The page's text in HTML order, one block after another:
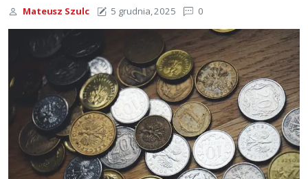
Mateusz Szulc 5 grudnia, 2025 0